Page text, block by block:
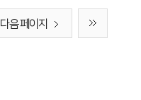
다음 페이지